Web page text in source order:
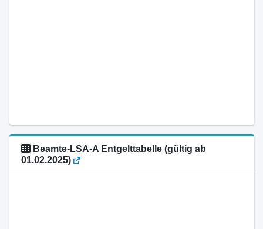
Beamte-LSA-A Entgelttabelle (gültig ab
01.02.2025)